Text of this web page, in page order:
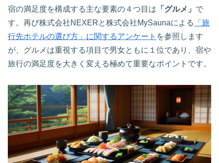
宿の満足度を構成する主な要素の４つ目は 「グルメ」 で
す。再び株式会社NEXERと株式会社MySaunaによる
「旅
行先ホテルの選び方」に関するアンケート を参照します
が、グルメは重視する項目で男女ともに１位であり、宿や
旅行の満足度を大きく変える極めて重要なポイントです。